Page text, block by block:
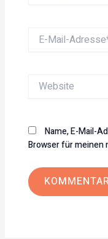
Mail-
Website
Name, E-Mail-
Browser für meinen